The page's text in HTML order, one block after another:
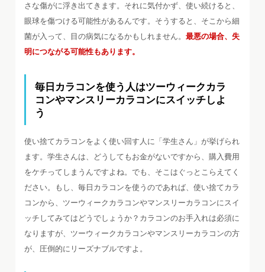
さな傷がに浮き出てきます。それに気付かず、使い続けると、
眼球を傷つける可能性があるんです。そうすると、そこから細
菌が入って、目の病気になるかもしれません。最悪の場合、失
明につながる可能性もあります。
毎日カラコンを使う人はツーウィークカラ
コンやマンスリーカラコンにスイッチしよ
う
使い捨てカラコンをよく使い回す人に「学生さん」が挙げられ
ます。学生さんは、どうしてもお金がないですから、購入費用
をケチってしまうんですよね。でも、そこはぐっとこらえてく
ださい。もし、毎日カラコンを使うのであれば、使い捨てカラ
コンから、ツーウィークカラコンやマンスリーカラコンにスイ
ッチしてみてはどうでしょうか？カラコンのお手入れは必須に
なりますが、ツーウィークカラコンやマンスリーカラコンの方
が、圧倒的にリーズナブルですよ。